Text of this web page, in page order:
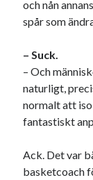
och nån
spår som
– Suck.
– Och
naturligt,
normalt att
fantastiskt
Ack. Det var
basketcoach